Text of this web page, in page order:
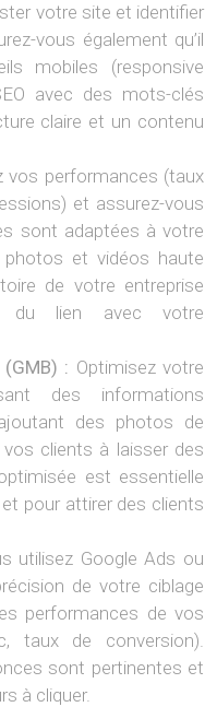
votre site et identifier
vous également qu’il
mobiles (responsive
avec des mots-clés
claire et un contenu
vos performances (taux
et assurez-vous
sont adaptées à votre
photos et vidéos haute
de votre entreprise
du lien avec votre
: Optimisez votre
des informations
des photos de
clients à laisser des
est essentielle
pour attirer des clients
utilisez Google Ads ou
de votre ciblage
performances de vos
taux de conversion).
sont pertinentes et
à cliquer.